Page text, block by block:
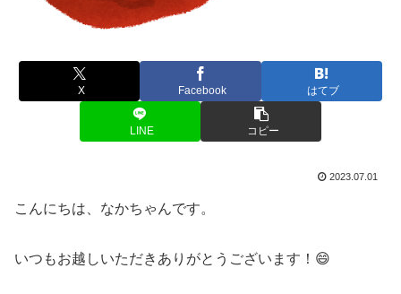
X Facebook はてブ
LINE コピー
2023.07.01
こんにちは、なかちゃんです。
いつもお越しいただきありがとうございます！😄